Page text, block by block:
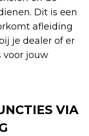
Dit is een
afleiding
je dealer of er
voor jouw
VIA